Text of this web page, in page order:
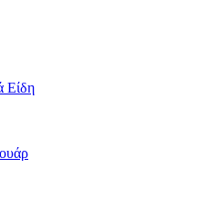
Είδη